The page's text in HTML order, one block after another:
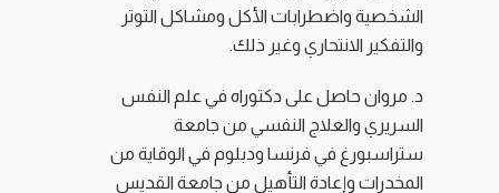
الشخصية واضطرابات الأكل ومشاكل التوتر
والتفكير الانتحاري وغير ذلك.
د. مروان حاصل على دكتوراه في علم النفس
السريري والعلاج النفسي من جامعة
ستراسبورغ في فرنسا ودبلوم في الوقاية من
المخدرات وإعادة التأهيل من جامعة القديس